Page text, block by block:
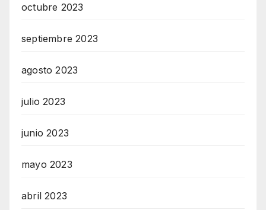
octubre 2023
septiembre 2023
agosto 2023
julio 2023
junio 2023
mayo 2023
abril 2023